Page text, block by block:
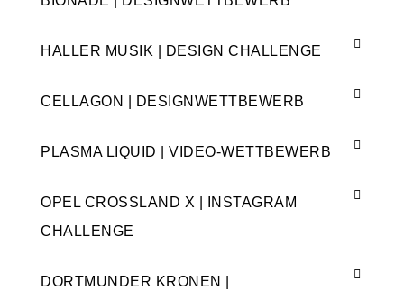
HALLER MUSIK | DESIGN CHALLENGE
CELLAGON | DESIGNWETTBEWERB
PLASMA LIQUID | VIDEO-WETTBEWERB
OPEL CROSSLAND X | INSTAGRAM
CHALLENGE
DORTMUNDER KRONEN |